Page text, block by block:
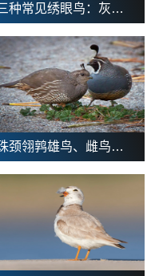
三种常见绣眼鸟：灰腹绣眼鸟、暗绿绣眼鸟、红胁绣眼鸟
珠颈翎鹑雄鸟、雌鸟、幼鸟、鸟蛋